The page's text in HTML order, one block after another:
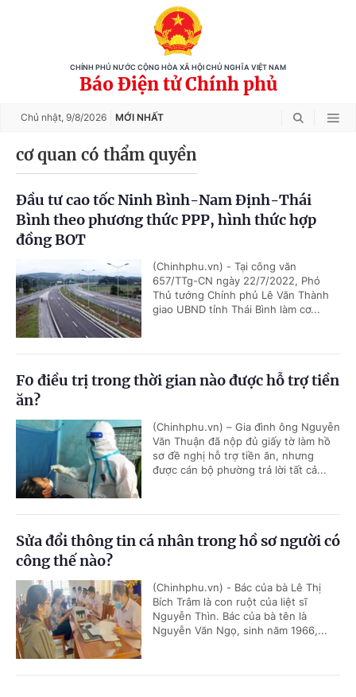
CHÍNH PHỦ NƯỚC CỘNG HÒA XÃ HỘI CHỦ NGHĨA VIỆT NAM
Báo Điện tử Chính phủ
Chủ nhật, 9/8/2026 MỚI NHẤT
cơ quan có thẩm quyền
Đầu tư cao tốc Ninh Bình-Nam Định-Thái
Bình theo phương thức PPP, hình thức hợp
đồng BOT
(Chinhphu.vn) - Tại công văn
657/TTg-CN ngày 22/7/2022, Phó
Thủ tướng Chính phủ Lê Văn Thành
giao UBND tỉnh Thái Bình làm cơ...
F0 điều trị trong thời gian nào được hỗ trợ tiền
ăn?
(Chinhphu.vn) – Gia đình ông Nguyễn
Văn Thuận đã nộp đủ giấy tờ làm hồ
sơ đề nghị hỗ trợ tiền ăn, nhưng
được cán bộ phường trả lời tất cả...
Sửa đổi thông tin cá nhân trong hồ sơ người có
công thế nào?
(Chinhphu.vn) - Bác của bà Lê Thị
Bích Trâm là con ruột của liệt sĩ
Nguyễn Thìn. Bác của bà tên là
Nguyễn Văn Ngọ, sinh năm 1966,...